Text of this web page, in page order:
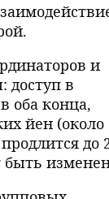
и
доступ в
оба конца,
йен (около
до
быть